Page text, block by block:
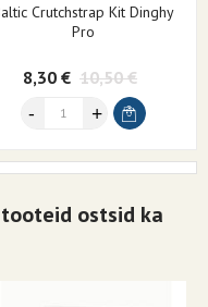
Crutchstrap Kit Dinghy
Pro
8,30 € 10,50 €
ostsid ka